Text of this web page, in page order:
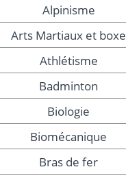
Alpinisme
Arts Martiaux et boxe
Athlétisme
Badminton
Biologie
Biomécanique
Bras de fer